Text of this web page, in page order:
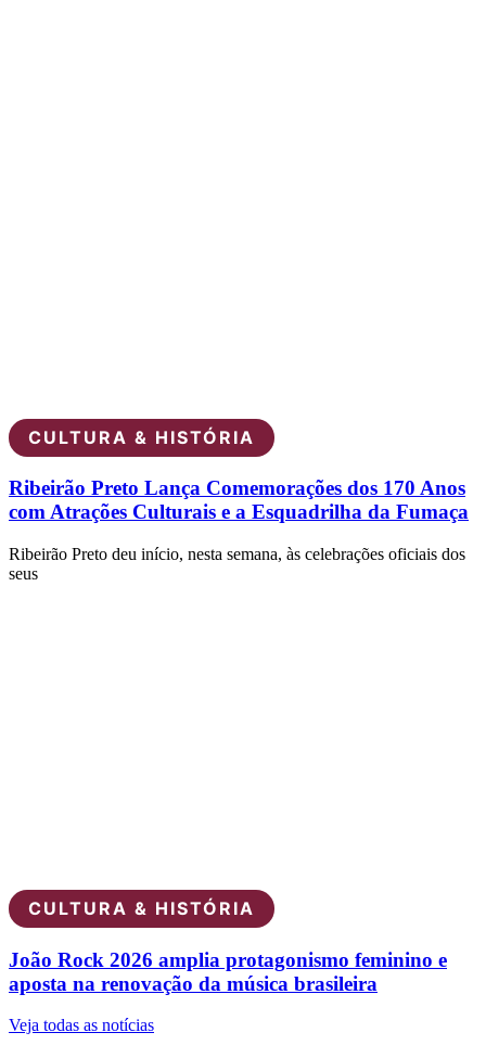
CULTURA & HISTÓRIA
Ribeirão Preto Lança Comemorações dos 170 Anos
com Atrações Culturais e a Esquadrilha da Fumaça
Ribeirão Preto deu início, nesta semana, às celebrações oficiais dos
seus
CULTURA & HISTÓRIA
João Rock 2026 amplia protagonismo feminino e
aposta na renovação da música brasileira
Veja todas as notícias